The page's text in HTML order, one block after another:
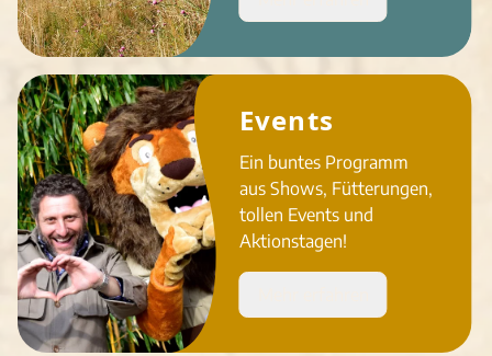
Events
Ein buntes Programm
aus Shows, Fütterungen,
tollen Events und
Aktionstagen!